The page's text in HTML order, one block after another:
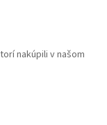
nakúpili v našom